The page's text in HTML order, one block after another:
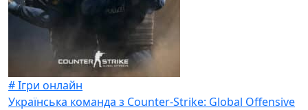
# Ігри онлайн
Українська команда з Counter-Strike: Global Offensive